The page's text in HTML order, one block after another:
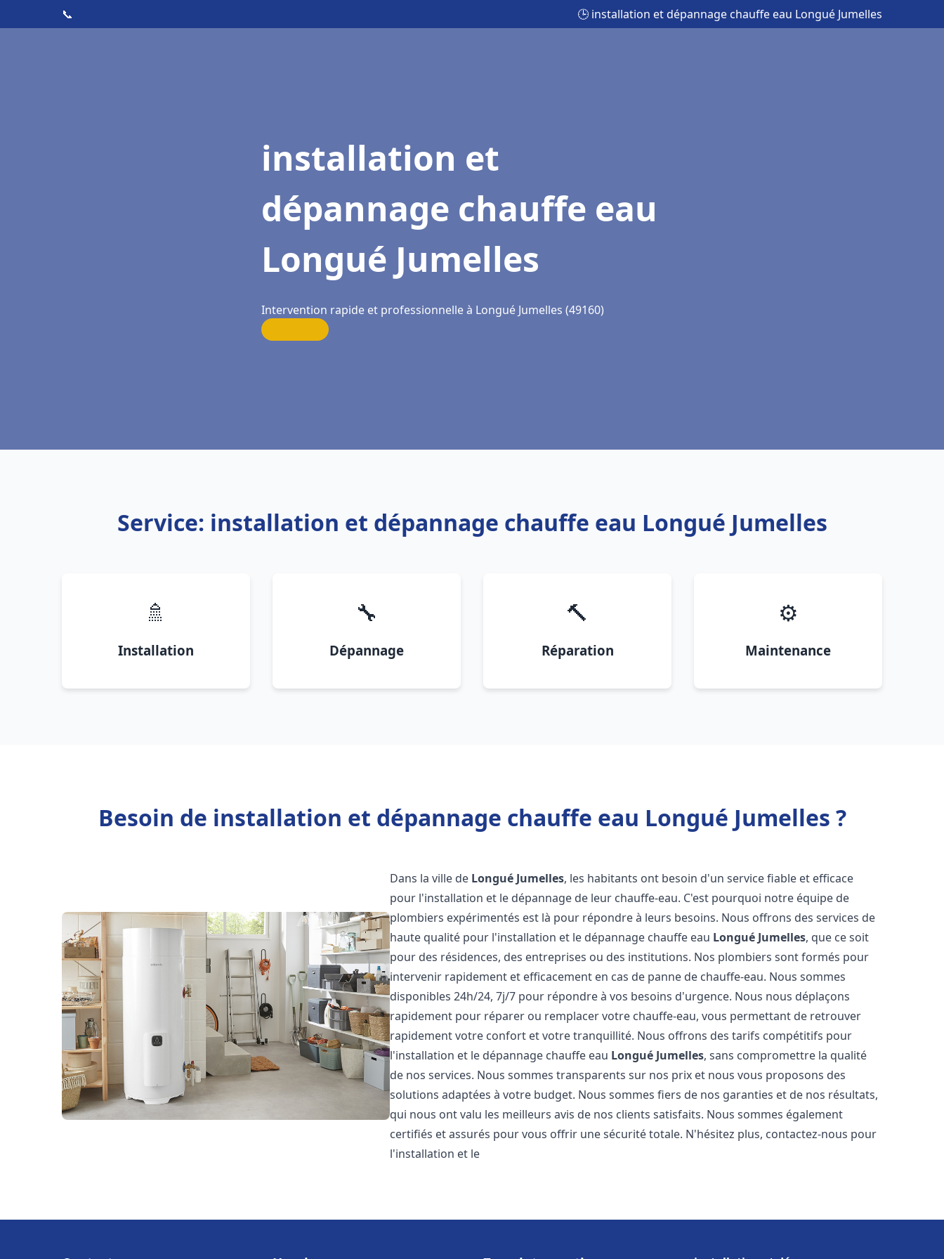
📞 🕒 installation et dépannage chauffe eau Longué Jumelles
installation et
dépannage chauffe eau
Longué Jumelles
Intervention rapide et professionnelle à Longué Jumelles (49160)
Service: installation et dépannage chauffe eau Longué Jumelles
🚿
Installation
🔧
Dépannage
🔨
Réparation
⚙️
Maintenance
Besoin de installation et dépannage chauffe eau Longué Jumelles ?
Dans la ville de Longué Jumelles, les habitants ont besoin d'un service fiable et efficace
pour l'installation et le dépannage de leur chauffe-eau. C'est pourquoi notre équipe de
plombiers expérimentés est là pour répondre à leurs besoins. Nous offrons des services de
haute qualité pour l'installation et le dépannage chauffe eau Longué Jumelles, que ce soit
pour des résidences, des entreprises ou des institutions. Nos plombiers sont formés pour
intervenir rapidement et efficacement en cas de panne de chauffe-eau. Nous sommes
disponibles 24h/24, 7j/7 pour répondre à vos besoins d'urgence. Nous nous déplaçons
rapidement pour réparer ou remplacer votre chauffe-eau, vous permettant de retrouver
rapidement votre confort et votre tranquillité. Nous offrons des tarifs compétitifs pour
l'installation et le dépannage chauffe eau Longué Jumelles, sans compromettre la qualité
de nos services. Nous sommes transparents sur nos prix et nous vous proposons des
solutions adaptées à votre budget. Nous sommes fiers de nos garanties et de nos résultats,
qui nous ont valu les meilleurs avis de nos clients satisfaits. Nous sommes également
certifiés et assurés pour vous offrir une sécurité totale. N'hésitez plus, contactez-nous pour
l'installation et le